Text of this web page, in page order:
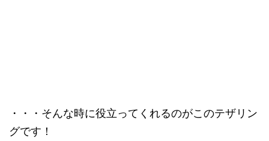
・・・そんな時に役立ってくれるのがこのテザリン
グです！